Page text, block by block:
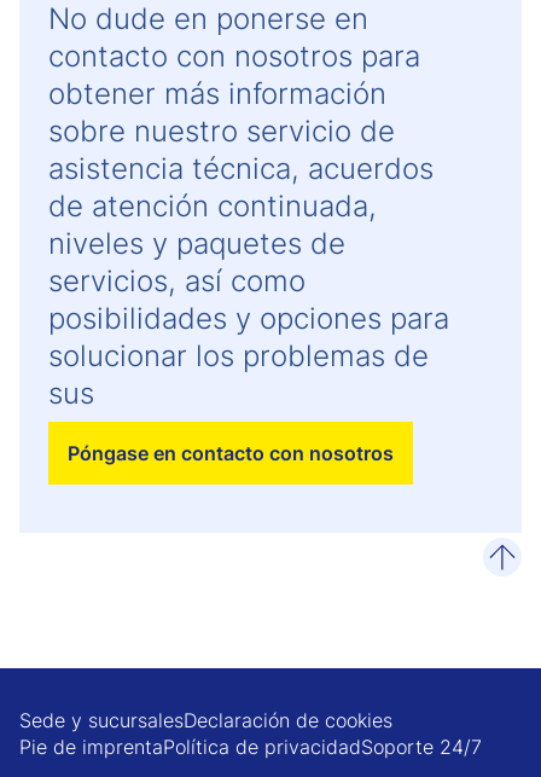
No dude en ponerse en
contacto con nosotros para
obtener más información
sobre nuestro servicio de
asistencia técnica, acuerdos
de atención continuada,
niveles y paquetes de
servicios, así como
posibilidades y opciones para
solucionar los problemas de
sus
Póngase en contacto con nosotros
Sede y sucursalesDeclaración de cookies
Pie de imprentaPolítica de privacidadSoporte 24/7